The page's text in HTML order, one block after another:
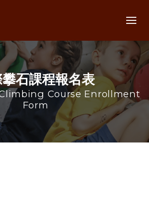
攀石課程報名表
Course Enrollment
Form